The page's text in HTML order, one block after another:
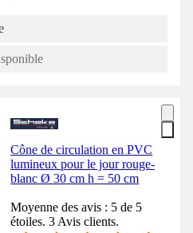
Cône de circulation en PVC
lumineux pour le jour rouge-
blanc Ø 30 cm h = 50 cm
Moyenne des avis : 5 de 5
étoiles. 3 Avis clients.